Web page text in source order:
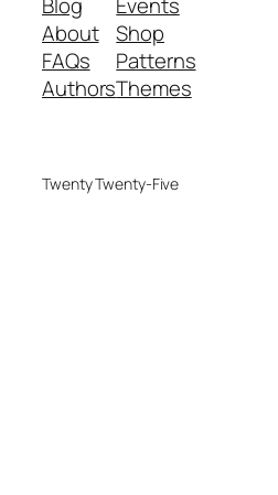
About
FAQs
Authors
Shop
Patterns
Themes
Twenty Twenty-Five